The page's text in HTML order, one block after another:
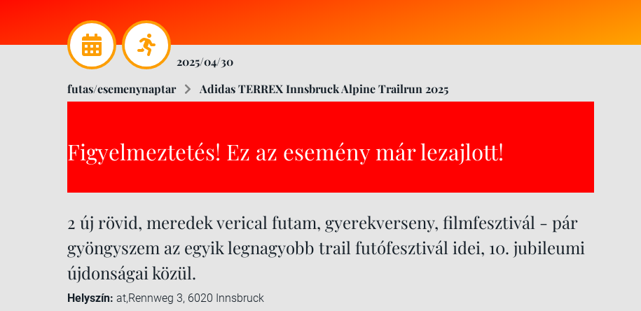
2025/04/30
futas/esemenynaptar
Adidas TERREX Innsbruck Alpine Trailrun 2025
Figyelmeztetés! Ez az esemény már lezajlott!
2 új rövid, meredek verical futam, gyerekverseny, filmfesztivál - pár
gyöngyszem az egyik legnagyobb trail futófesztivál idei, 10. jubileumi
újdonságai közül.
Helyszín: at,Rennweg 3, 6020 Innsbruck